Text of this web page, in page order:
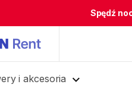
Spędź
i akcesoria